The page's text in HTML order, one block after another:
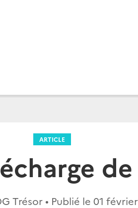
ARTICLE
Trésor • Publié le 01